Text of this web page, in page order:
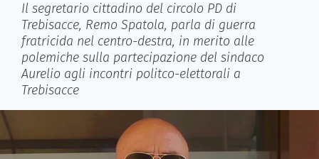
Il segretario cittadino del circolo PD di
Trebisacce, Remo Spatola, parla di guerra
fratricida nel centro-destra, in merito alle
polemiche sulla partecipazione del sindaco
Aurelio agli incontri politco-elettorali a
Trebisacce